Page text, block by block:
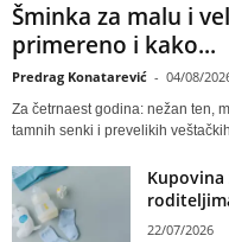
Šminka za malu i
primereno i kako...
Predrag Konatarević - 04/08/
Za četrnaest godina: nežan ten,
tamnih senki i prevelikih
22/07/2026